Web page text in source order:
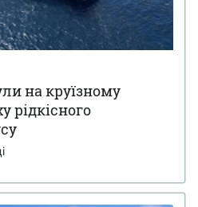
на круїзному
рідкісного